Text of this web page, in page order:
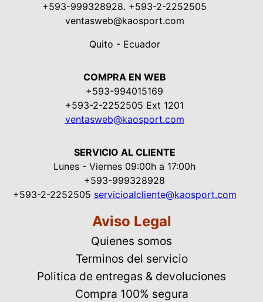
+593-999328928. +593-2-2252505
ventasweb@kaosport.com
Quito - Ecuador
COMPRA EN WEB
+593-994015169
+593-2-2252505 Ext 1201
ventasweb@kaosport.com
SERVICIO AL CLIENTE
Lunes - Viernes 09:00h a 17:00h
+593-999328928
+593-2-2252505 servicioalcliente@kaosport.com
Aviso Legal
Quienes somos
Terminos del servicio
Politica de entregas & devoluciones
Compra 100% segura